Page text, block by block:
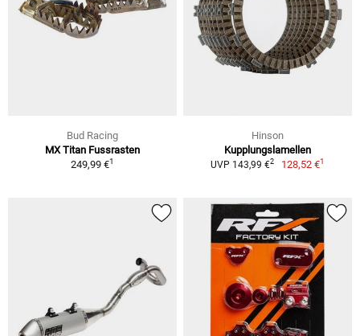
Bud Racing
MX Titan Fussrasten
249,99 €1
Hinson
Kupplungslamellen
UVP 143,99 €2 128,52 €1